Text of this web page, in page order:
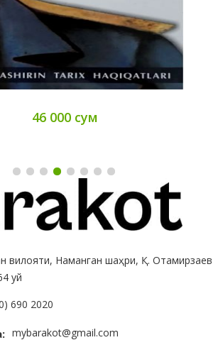
вилояти, Наманган шаҳри, Қ. Отамирзаев
уй
690 2020
mybarakot@gmail.com